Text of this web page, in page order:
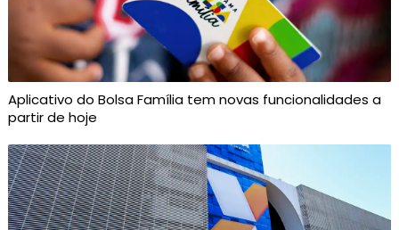
Aplicativo do Bolsa Família tem novas funcionalidades a
partir de hoje